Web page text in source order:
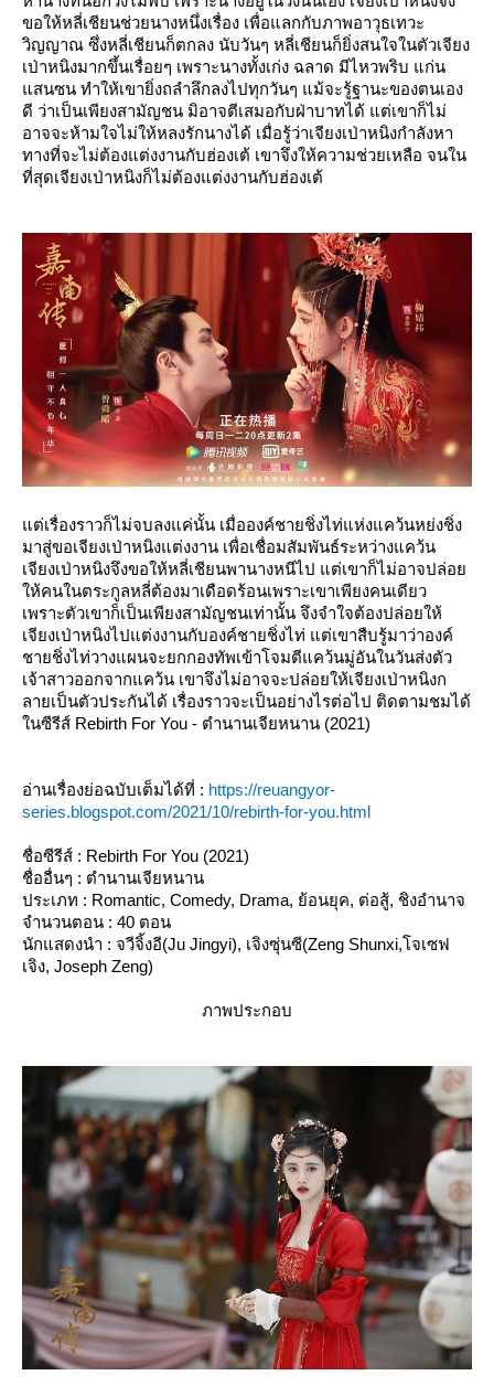
ขอให้หลี่เชียนช่วยนางหนึ่งเรื่อง เพื่อแลกกับภาพอาวุธเทวะ
วิญญาณ ซึ่งหลี่เชียนก็ตกลง นับวันๆ หลี่เชียนก็ยิ่งสนใจในตัวเจียง
เป่าหนิงมากขึ้นเรื่อยๆ เพราะนางทั้งเก่ง ฉลาด มีไหวพริบ แก่น
แสนซน ทำให้เขายิ่งถลำลึกลงไปทุกวันๆ แม้จะรู้ฐานะของตนเอง
ดี ว่าเป็นเพียงสามัญชน มิอาจตีเสมอกับฝ่าบาทได้ แต่เขาก็ไม่
อาจจะห้ามใจไม่ให้หลงรักนางได้ เมื่อรู้ว่าเจียงเป่าหนิงกำลังหา
ทางที่จะไม่ต้องแต่งงานกับฮ่องเต้ เขาจึงให้ความช่วยเหลือ จนใน
ที่สุดเจียงเป่าหนิงก็ไม่ต้องแต่งงานกับฮ่องเต้
แต่เรื่องราวก็ไม่จบลงแค่นั้น เมื่อองค์ชายชิ่งไท่แห่งแคว้นหย่งชิ่ง
มาสู่ขอเจียงเป่าหนิงแต่งงาน เพื่อเชื่อมสัมพันธ์ระหว่างแคว้น
เจียงเป่าหนิงจึงขอให้หลี่เชียนพานางหนีไป แต่เขาก็ไม่อาจปล่อย
ให้คนในตระกูลหลี่ต้องมาเดือดร้อนเพราะเขาเพียงคนเดียว
เพราะตัวเขาก็เป็นเพียงสามัญชนเท่านั้น จึงจำใจต้องปล่อยให้
เจียงเป่าหนิงไปแต่งงานกับองค์ชายชิ่งไท่ แต่เขาสืบรู้มาว่าองค์
ชายชิ่งไท่วางแผนจะยกกองทัพเข้าโจมตีแคว้นมู่อันในวันส่งตัว
เจ้าสาวออกจากแคว้น เขาจึงไม่อาจจะปล่อยให้เจียงเป่าหนิงก
ลายเป็นตัวประกันได้ เรื่องราวจะเป็นอย่างไรต่อไป ติดตามชมได้
ในซีรีส์ Rebirth For You - ตำนานเจียหนาน (2021)
อ่านเรื่องย่อฉบับเต็มได้ที่ : https://reuangyor-
series.blogspot.com/2021/10/rebirth-for-you.html
ชื่อซีรีส์ : Rebirth For You (2021)
ชื่ออื่นๆ : ตำนานเจียหนาน
ประเภท : Romantic, Comedy, Drama, ย้อนยุค, ต่อสู้, ชิงอำนาจ
จำนวนตอน : 40 ตอน
นักแสดงนำ : จวีจิ้งอี(Ju Jingyi), เจิงซุ่นซี(Zeng Shunxi,โจเซฟ
เจิง, Joseph Zeng)
ภาพประกอบ